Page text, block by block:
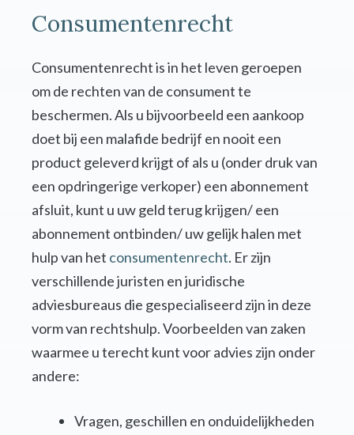
Consumentenrecht
Consumentenrecht is in het leven geroepen
om de rechten van de consument te
beschermen. Als u bijvoorbeeld een aankoop
doet bij een malafide bedrijf en nooit een
product geleverd krijgt of als u (onder druk van
een opdringerige verkoper) een abonnement
afsluit, kunt u uw geld terug krijgen/ een
abonnement ontbinden/ uw gelijk halen met
hulp van het consumentenrecht. Er zijn
verschillende juristen en juridische
adviesbureaus die gespecialiseerd zijn in deze
vorm van rechtshulp. Voorbeelden van zaken
waarmee u terecht kunt voor advies zijn onder
andere:
Vragen, geschillen en onduidelijkheden